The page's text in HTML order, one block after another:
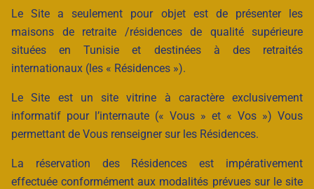
Le Site a seulement pour objet est de présenter les
maisons de retraite /résidences de qualité supérieure
situées en Tunisie et destinées à des retraités
internationaux (les « Résidences »).
Le Site est un site vitrine à caractère exclusivement
informatif pour l’internaute (« Vous » et « Vos ») Vous
permettant de Vous renseigner sur les Résidences.
La réservation des Résidences est impérativement
effectuée conformément aux modalités prévues sur le site